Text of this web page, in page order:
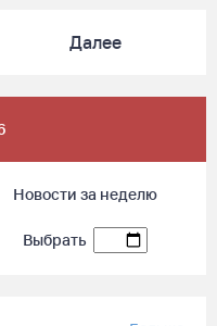
Далее
Новости за неделю
Выбрать